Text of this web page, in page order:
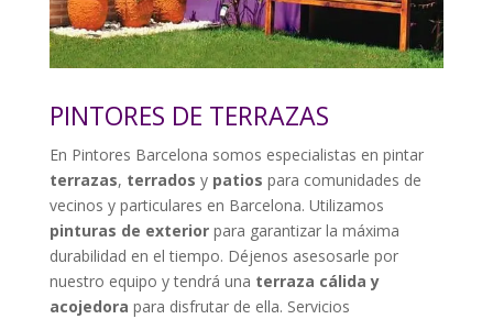
PINTORES DE TERRAZAS
En Pintores Barcelona somos especialistas en pintar
terrazas, terrados y patios para comunidades de
vecinos y particulares en Barcelona. Utilizamos
pinturas de exteriorpara garantizar la máxima
durabilidad en el tiempo. Déjenos asesosarle por
nuestro equipo y tendrá una terraza cálida y
acojedora para disfrutar de ella. Servicios